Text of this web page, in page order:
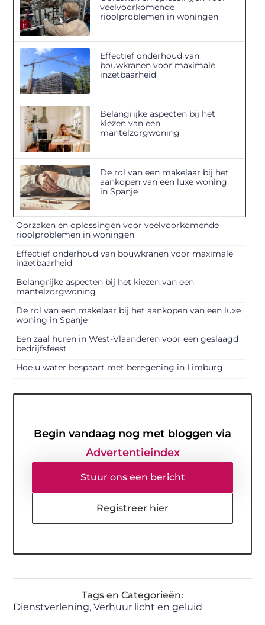
veelvoorkomende
rioolproblemen in woningen
Effectief onderhoud van
bouwkranen voor maximale
inzetbaarheid
Belangrijke aspecten bij het
kiezen van een
mantelzorgwoning
De rol van een makelaar bij het
aankopen van een luxe woning
in Spanje
Oorzaken en oplossingen voor veelvoorkomende
rioolproblemen in woningen
Effectief onderhoud van bouwkranen voor maximale
inzetbaarheid
Belangrijke aspecten bij het kiezen van een
mantelzorgwoning
De rol van een makelaar bij het aankopen van een luxe
woning in Spanje
Een zaal huren in West-Vlaanderen voor een geslaagd
bedrijfsfeest
Hoe u water bespaart met beregening in Limburg
Begin vandaag nog met bloggen via
Advertentieindex
Stuur ons een bericht
Registreer hier
Tags en Categorieën:
Dienstverlening,Verhuur licht en geluid